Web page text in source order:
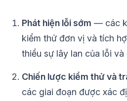
Phát hiện lỗi sớm — các
kiểm thử đơn vị và tích
thiểu sự lây lan của lỗi và
Chiến lược kiểm thử và
các giai đoạn được xác